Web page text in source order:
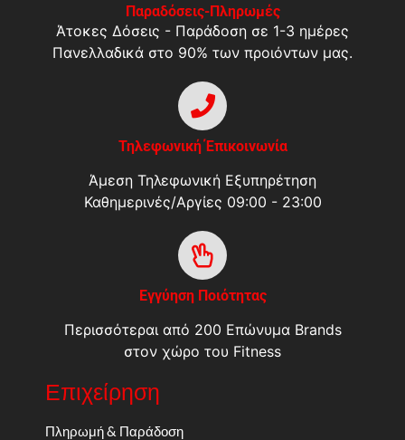
Παραδόσεις-Πληρωμές
Άτοκες Δόσεις - Παράδοση σε 1-3 ημέρες
Πανελλαδικά στο 90% των προιόντων μας.
Τηλεφωνική Έπικοινωνία
Άμεση Τηλεφωνική Εξυπηρέτηση
Καθημερινές/Αργίες 09:00 - 23:00
Εγγύηση Ποιότητας
Περισσότεραι από 200 Επώνυμα Brands
στον χώρο του Fitness
Επιχείρηση
Πληρωμή & Παράδοση